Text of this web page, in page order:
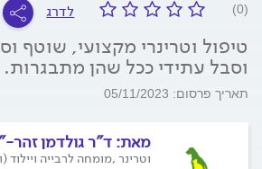
(0) לדרג
טיפול וטרינרי מקצועי, שוטף
וסבל עתידי ככל שהן
תאריך פרסום: 05/11/2023
מאת: ד"ר גולדמן
וטרינר ,מומחה לרבייה ויילוד